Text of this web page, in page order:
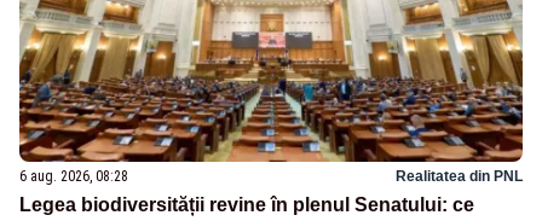
6 aug. 2026, 08:28 Realitatea din PNL
Legea biodiversității revine în plenul Senatului: ce